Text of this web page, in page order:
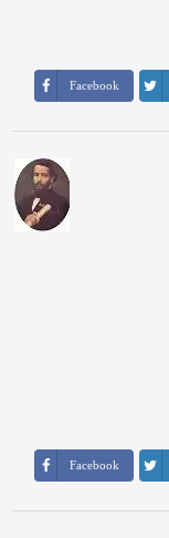
Facebook
Facebook